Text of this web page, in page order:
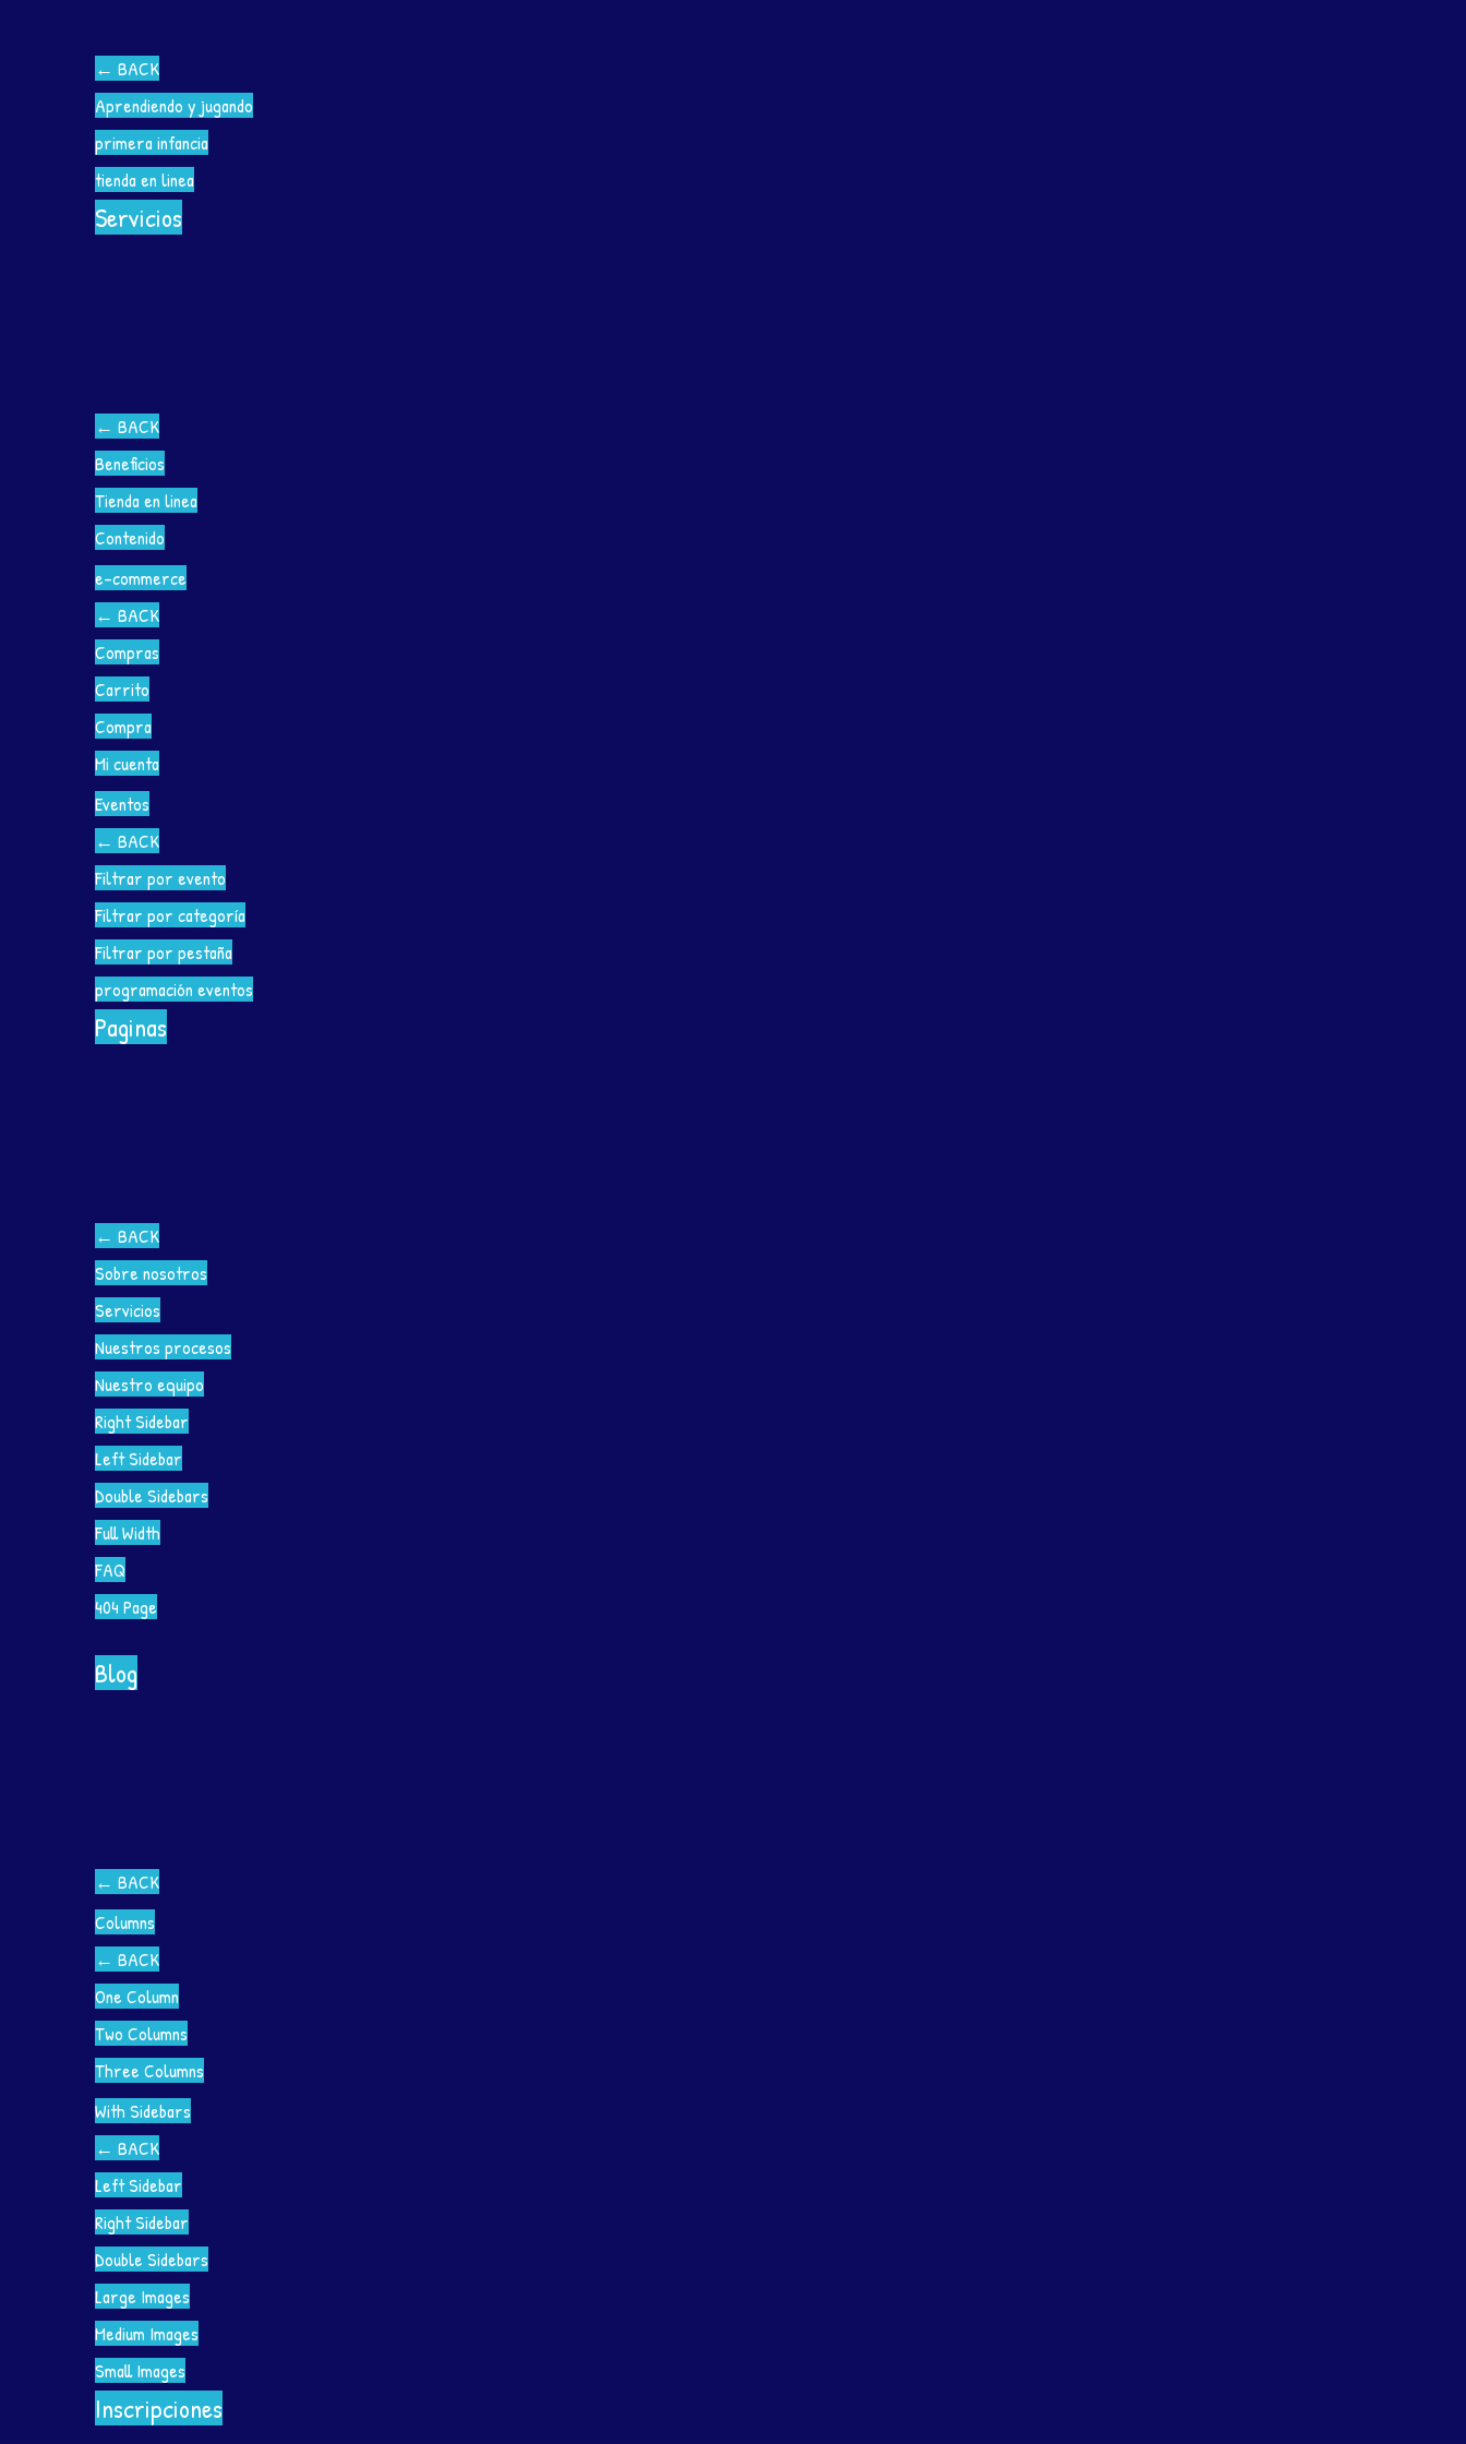
← BACK
Aprendiendo y jugando
primera infancia
tienda en linea
Servicios
← BACK
Beneficios
Tienda en linea
Contenido
e-commerce
← BACK
Compras
Carrito
Compra
Mi cuenta
Eventos
← BACK
Filtrar por evento
Filtrar por categoría
Filtrar por pestaña
programación eventos
Paginas
← BACK
Sobre nosotros
Servicios
Nuestros procesos
Nuestro equipo
Right Sidebar
Left Sidebar
Double Sidebars
Full Width
FAQ
404 Page
Blog
← BACK
Columns
← BACK
One Column
Two Columns
Three Columns
With Sidebars
← BACK
Left Sidebar
Right Sidebar
Double Sidebars
Large Images
Medium Images
Small Images
Inscripciones